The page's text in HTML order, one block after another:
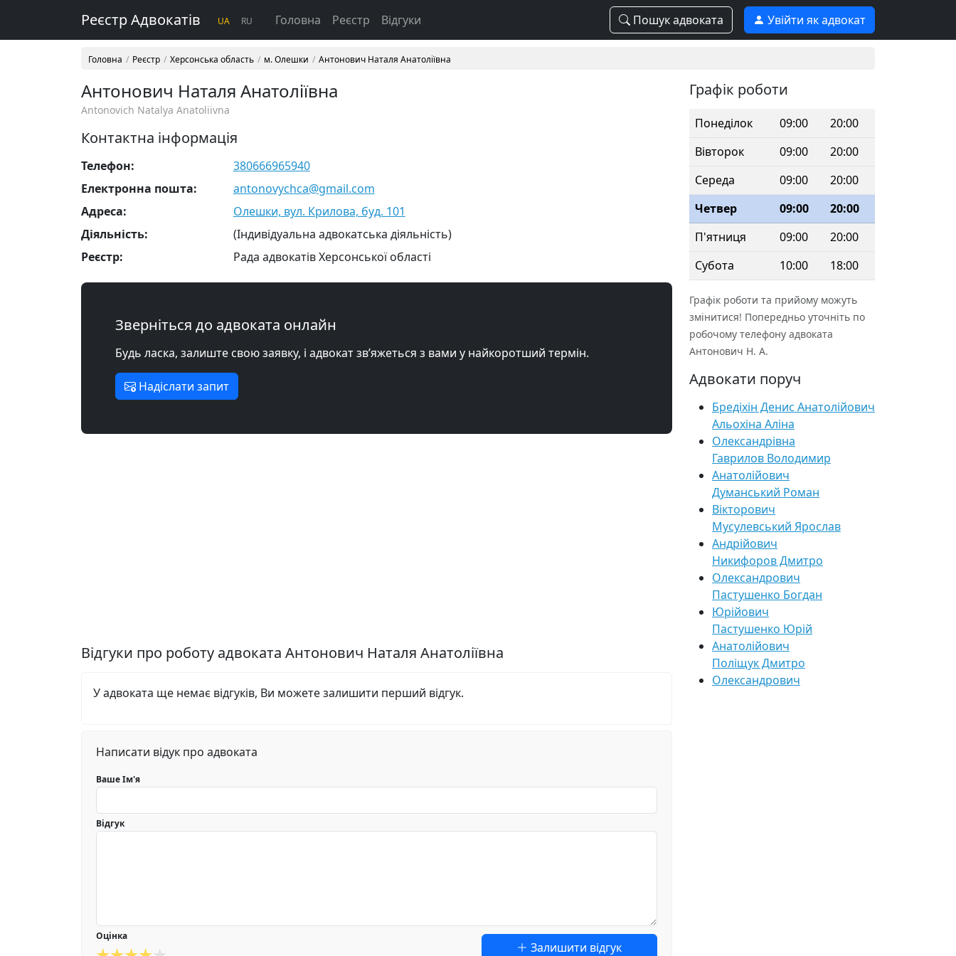
Реєстр Адвокатів UA RU Головна Реєстр Відгуки Пошук адвоката Увійти як адвокат
Головна Реєстр Херсонська область м. Олешки Антонович Наталя Анатоліївна
Антонович Наталя Анатоліївна
Antonovich Natalya Anatoliivna
Контактна інформація
Телефон:
380666965940
Електронна пошта:
antonovychca@gmail.com
Адреса:
Олешки, вул. Крилова, буд. 101
Діяльність:
(Індивідуальна адвокатська діяльність)
Реєстр:
Рада адвокатів Херсонської області
Зверніться до адвоката онлайн
Будь ласка, залиште свою заявку, і адвокат зв’яжеться з вами у найкоротший термін.
Надіслати запит
Відгуки про роботу адвоката Антонович Наталя Анатоліївна
У адвоката ще немає відгуків, Ви можете залишити перший відгук.
Написати відук про адвоката
Ваше Ім'я
Відгук
Оцінка
Залишити відгук
Графік роботи
Понеділок 09:00
20:00
Вівторок
09:00
20:00
Середа
09:00
20:00
Четвер
09:00
20:00
П'ятниця
09:00
20:00
Субота
10:00 18:00
Графік роботи та прийому можуть
змінитися! Попередньо уточніть по
робочому телефону адвоката
Антонович Н. А.
Адвокати поруч
Бредіхін Денис Анатолійович
Альохіна Аліна
Олександрівна
Гаврилов Володимир
Анатолійович
Думанський Роман
Вікторович
Мусулевський Ярослав
Андрійович
Никифоров Дмитро
Олександрович
Пастушенко Богдан
Юрійович
Пастушенко Юрій
Анатолійович
Поліщук Дмитро
Олександрович